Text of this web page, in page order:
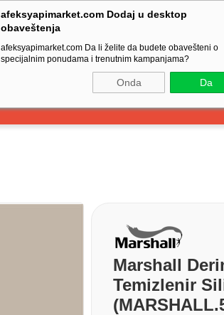
afeksyapimarket.com Dodaj u desktop
obaveštenja
afeksyapimarket.com Da li želite da budete obavešteni o
specijalnim ponudama i trenutnim kampanjama?
Onda Da
Marshall
Temizlenir